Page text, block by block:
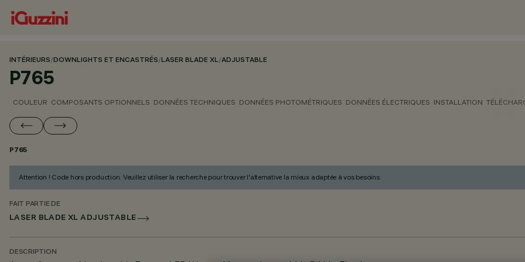
INTÉRIEURS/DOWNLIGHTS ET ENCASTRÉS/LASER BLADE XL/ADJUSTABLE
P765
COULEUR COMPOSANTS OPTIONNELS DONNÉES TECHNIQUES DONNÉES PHOTOMÉTRIQUES DONNÉES ÉLECTRIQUES INSTALLATION
P765
Attention ! Code hors production. Veuillez utiliser la recherche pour trouver l'alternative la mieux adaptée à vos besoins.
FAIT PARTIE DE
LASER BLADE XL ADJUSTABLE
DESCRIPTION